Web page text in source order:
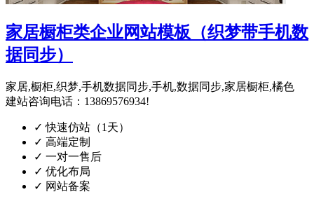
家居橱柜类企业网站模板（织梦带手机数
据同步）
家居,橱柜,织梦,手机数据同步,手机,数据同步,家居橱柜,橘色
建站咨询电话：13869576934!
✓ 快速仿站（1天）
✓ 高端定制
✓ 一对一售后
✓ 优化布局
✓ 网站备案